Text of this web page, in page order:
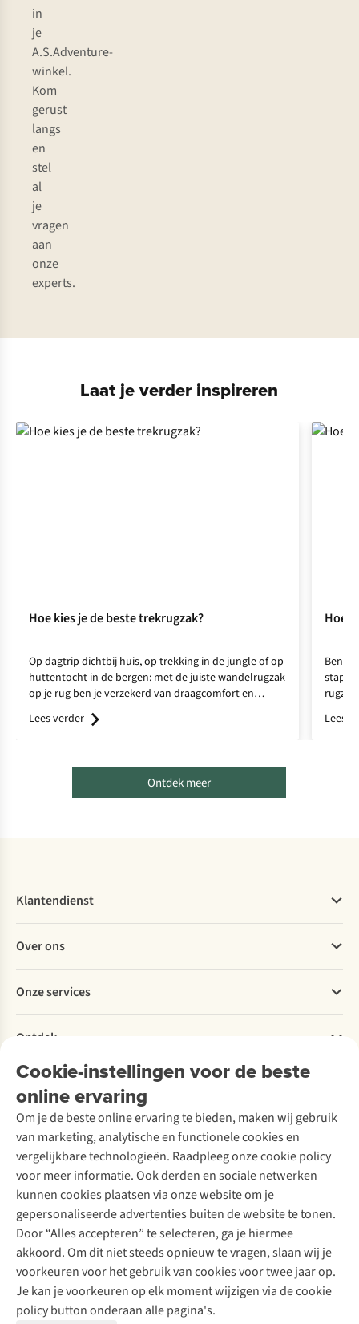
in
je
A.S.Adventure-
winkel.
Kom
gerust
langs
en
stel
al
je
vragen
aan
onze
experts.
Laat je verder inspireren
Hoe kies je de beste trekrugzak?
Op dagtrip dichtbij huis, op trekking in de jungle of op
huttentocht in de bergen: met de juiste wandelrugzak
op je rug ben je verzekerd van draagcomfort en
voldoende steun. Wil je een nieuwe rugzak kopen? Wij
vertellen je waar je op moet letten en helpen je
Lees verder
Hoe
Ben je
Lees
Ontdek meer
Cookie-instellingen voor de beste
online ervaring
Om je de beste online ervaring te bieden, maken wij gebruik
van marketing, analytische en functionele cookies en
vergelijkbare technologieën. Raadpleeg onze cookie policy
voor meer informatie. Ook derden en sociale netwerken
kunnen cookies plaatsen via onze website om je
gepersonaliseerde advertenties buiten de website te tonen.
Door “Alles accepteren” te selecteren, ga je hiermee
akkoord. Om dit niet steeds opnieuw te vragen, slaan wij je
voorkeuren voor het gebruik van cookies voor twee jaar op.
Je kan je voorkeuren op elk moment wijzigen via de cookie
policy button onderaan alle pagina's.
Klantendienst
Bestellen
Betalen
Levering
Retourneren
Bestelling herroepen
Garantie
Contact
Over ons
Explore More
Verantwoord ondernemen
Over Ayacucho
Onze winkels
Over A.S.Adventure
Toegankelijkheidsverklaring
Onze services
Ski-onderhoud
Wasservice
Schoenonderhoud
Schoenherstelling
Kledingherstelling
Retouches
Voor bedrijven
Ontdek
A.S.Magazine
Podcast
Explore Academy
Explore Camp
Gear Check
Inspiratie & advies
Meld je aan voor de nieuwsbrief
Follow us
Disclaimer Privacy Policy
Algemene voorwaarden